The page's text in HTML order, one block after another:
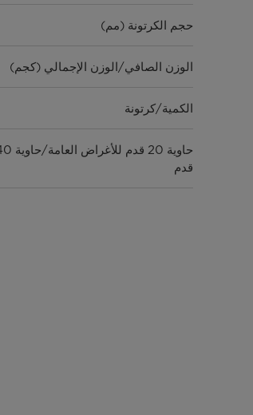
حجم الكرتونة (مم)
الوزن الصافي/الوزن الإجمالي (كجم)
الكمية/كرتونة
قدم